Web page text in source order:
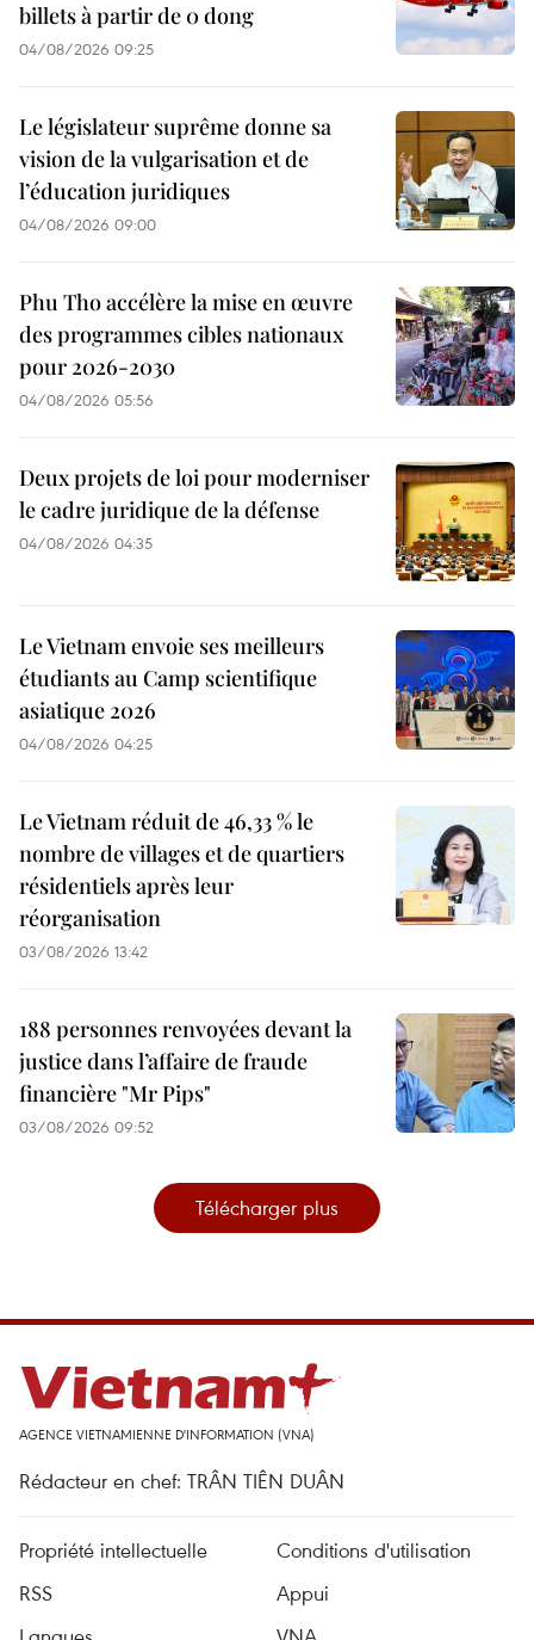
billets à partir de 0 dong
04/08/2026 09:25
Le législateur suprême donne sa
vision de la vulgarisation et de
l’éducation juridiques
04/08/2026 09:00
Phu Tho accélère la mise en œuvre
des programmes cibles nationaux
pour 2026-2030
04/08/2026 05:56
Deux projets de loi pour moderniser
le cadre juridique de la défense
04/08/2026 04:35
Le Vietnam envoie ses meilleurs
étudiants au Camp scientifique
asiatique 2026
04/08/2026 04:25
Le Vietnam réduit de 46,33 % le
nombre de villages et de quartiers
résidentiels après leur
réorganisation
03/08/2026 13:42
188 personnes renvoyées devant la
justice dans l’affaire de fraude
financière "Mr Pips"
03/08/2026 09:52
Télécharger plus
AGENCE VIETNAMIENNE D'INFORMATION (VNA)
Rédacteur en chef: TRÂN TIÊN DUÂN
Propriété intellectuelle
Conditions d'utilisation
RSS
Appui